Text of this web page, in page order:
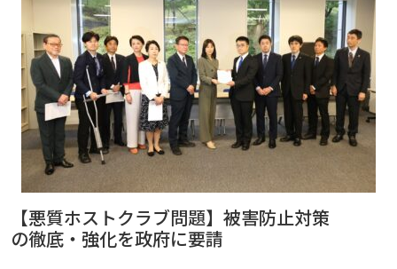
【悪質ホストクラブ問題】被害防止対策
の徹底・強化を政府に要請